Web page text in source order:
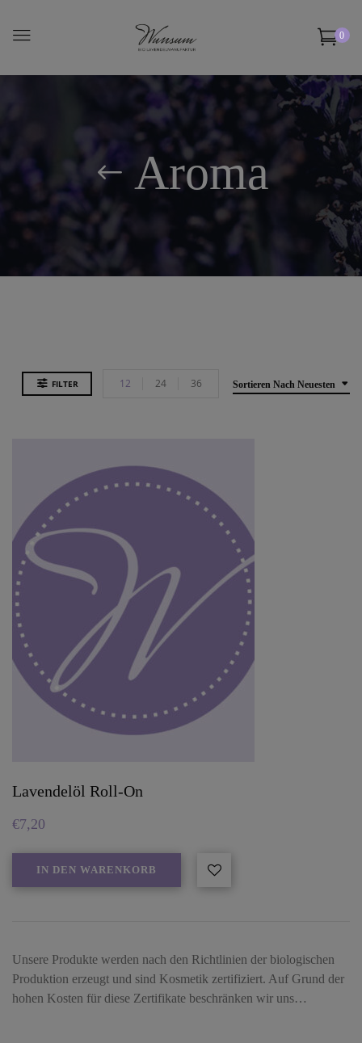
0
Aroma
FILTER Sortieren Nach Neuesten
12 24 36
Lavendelöl Roll-On
€7,20
IN DEN WARENKORB
Unsere Produkte werden nach den Richtlinien der biologischen
Produktion erzeugt und sind Kosmetik zertifiziert. Auf Grund der
hohen Kosten für diese Zertifikate beschränken wir uns…